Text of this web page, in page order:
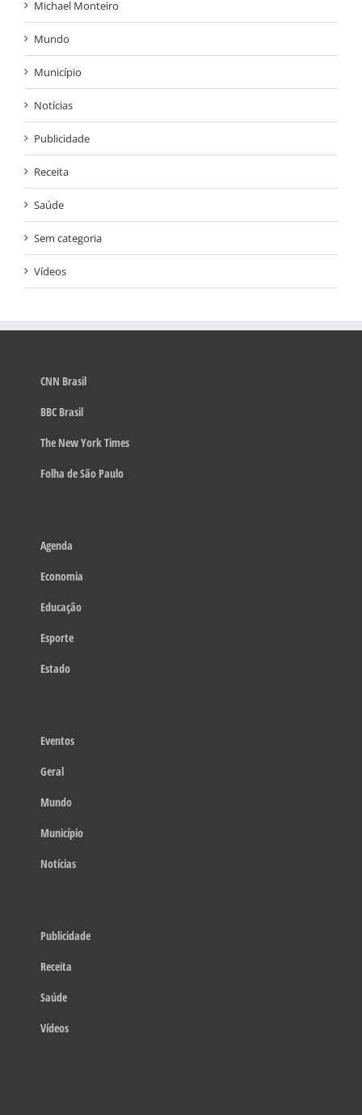
Michael Monteiro
Mundo
Município
Notícias
Publicidade
Receita
Saúde
Sem categoria
Vídeos
CNN Brasil
BBC Brasil
The New York Times
Folha de São Paulo
Agenda
Economia
Educação
Esporte
Estado
Eventos
Geral
Mundo
Município
Notícias
Publicidade
Receita
Saúde
Vídeos